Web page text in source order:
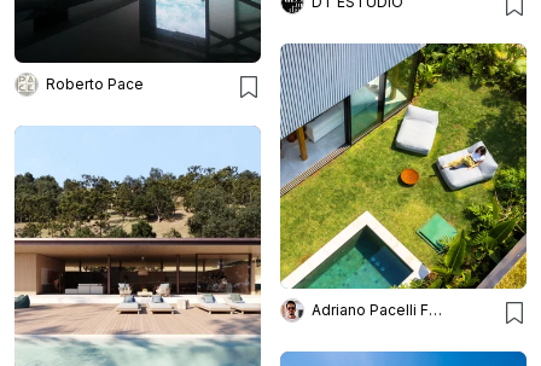
Roberto Pace
Adriano Pacelli Fotografia de Arquitetura